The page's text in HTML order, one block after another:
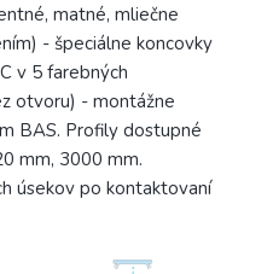
matné, mliečne
- špeciálne koncovky
v 5 farebných
otvoru) - montážne
BAS. Profily dostupné
mm, 3000 mm.
úsekov po kontaktovaní